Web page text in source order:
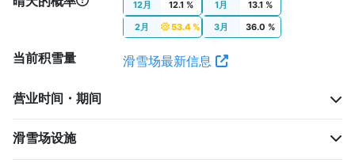
12月 12.1 % 1月
13.1 %
2月
53.4 % 3月 36.0 %
当前积雪量 滑雪场最新信息
营业时间・期间
滑雪场设施